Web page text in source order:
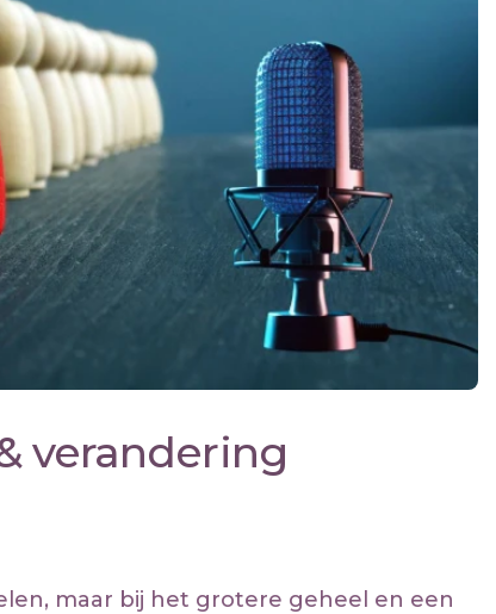
verandering
maar bij het grotere geheel en een